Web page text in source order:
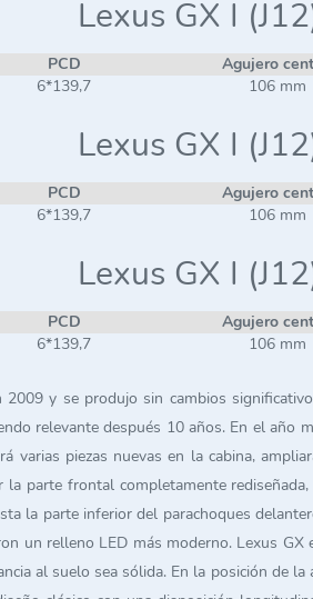
Lexus GX I
PCD Agujero
6*139,7 106 mm
Lexus GX I
PCD Agujero
6*139,7 106 mm
Lexus GX I
PCD Agujero
6*139,7 106 mm
y se produjo sin cambios
relevante después 10 años. En el
varias piezas nuevas en la cabina,
parte frontal completamente
la parte inferior del parachoques
un relleno LED más moderno. Lexus
al suelo sea sólida. En la posición